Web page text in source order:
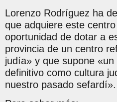
Lorenzo Rodríguez ha
que adquiere este
oportunidad de dotar a
provincia de un centro
judía» y que supone
definitivo como cultura
nuestro pasado sefardí».